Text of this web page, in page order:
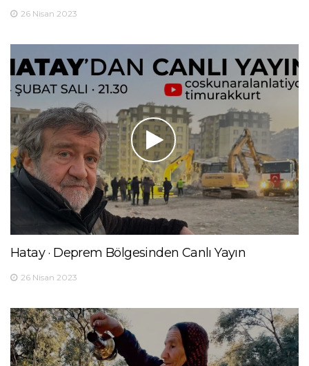
26 Nisan 2023
Hatay · Deprem Bölgesinden Canlı Yayın
26 Nisan 2023